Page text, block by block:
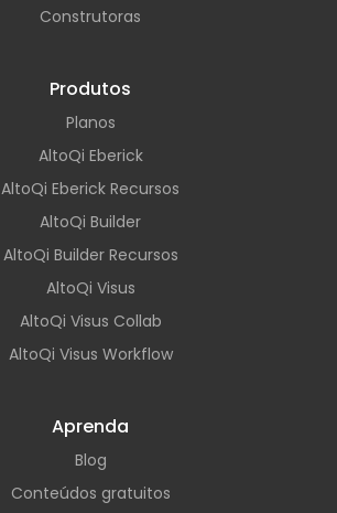
Construtoras
Produtos
Planos
AltoQi Eberick
AltoQi Eberick Recursos
AltoQi Builder
AltoQi Builder Recursos
AltoQi Visus
AltoQi Visus Collab
AltoQi Visus Workflow
Aprenda
Blog
Conteúdos gratuitos